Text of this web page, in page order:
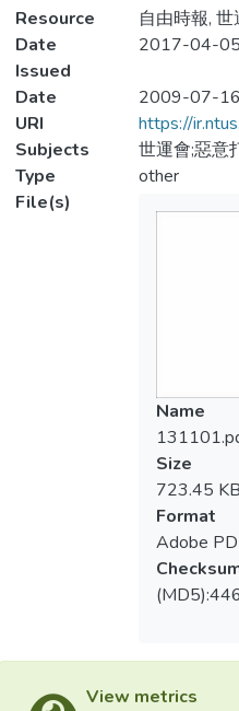
Resource
自由時報,
Date
Issued
2017-04-
Date
2009-07-16
URI
https://
Subjects
世運會;惡意
Type
other
File(s)
Name
Size
723.45 KB
Format
Adobe
View metrics